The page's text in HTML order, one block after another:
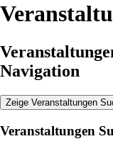
Navigation
Zeige Veranstaltungen
Veranstaltungen